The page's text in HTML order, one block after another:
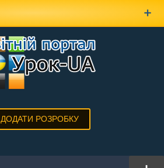
ДОДАТИ РОЗРОБКУ